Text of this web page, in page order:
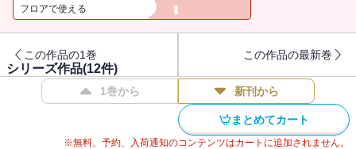
～』（バンチコミックス）を1話ごとに分冊したものです。
フロアで使える
この作品の1巻 この作品の最新巻
シリーズ作品(12件)
1巻から 新刊から
まとめてカート
※無料、予約、入荷通知のコンテンツはカートに追加されません。